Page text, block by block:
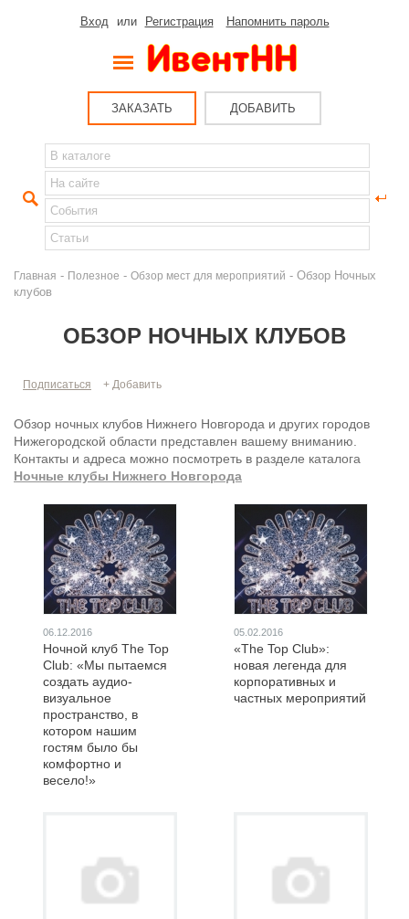
Вход или Регистрация Напомнить пароль
ЗАКАЗАТЬ ДОБАВИТЬ
Главная - Полезное - Обзор мест для мероприятий - Обзор Ночных
клубов
ОБЗОР НОЧНЫХ КЛУБОВ
Подписаться + Добавить
Обзор ночных клубов Нижнего Новгорода и других городов
Нижегородской области представлен вашему вниманию.
Контакты и адреса можно посмотреть в разделе каталога
Ночные клубы Нижнего Новгорода
06.12.2016
Ночной клуб The Top
Club: «Мы пытаемся
создать аудио-
визуальное
пространство, в
котором нашим
гостям было бы
комфортно и
весело!»
05.02.2016
«The Top Club»:
новая легенда для
корпоративных и
частных мероприятий